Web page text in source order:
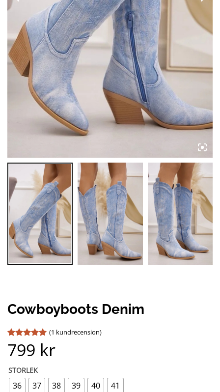
Cowboyboots Denim
Betygsatt 5
av 5
1
kundrecension
(1 kundrecension)
799 kr
STORLEK
36 37 38 39 40 41